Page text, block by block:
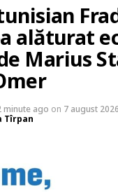
alăturat
Marius
minute ago on 7 august 2026
Tîrpan